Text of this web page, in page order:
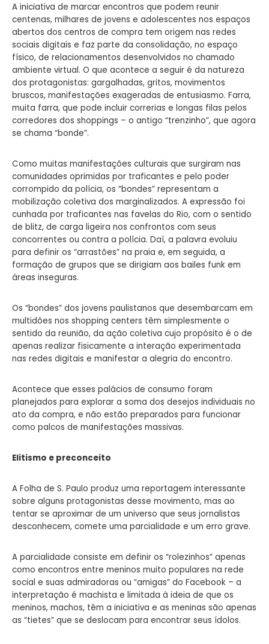
A iniciativa de marcar encontros que podem reunir
centenas, milhares de jovens e adolescentes nos espaços
abertos dos centros de compra tem origem nas redes
sociais digitais e faz parte da consolidação, no espaço
físico, de relacionamentos desenvolvidos no chamado
ambiente virtual. O que acontece a seguir é da natureza
dos protagonistas: gargalhadas, gritos, movimentos
bruscos, manifestações exageradas de entusiasmo. Farra,
muita farra, que pode incluir correrias e longas filas pelos
corredores dos shoppings – o antigo “trenzinho”, que agora
se chama “bonde”.
Como muitas manifestações culturais que surgiram nas
comunidades oprimidas por traficantes e pelo poder
corrompido da polícia, os “bondes” representam a
mobilização coletiva dos marginalizados. A expressão foi
cunhada por traficantes nas favelas do Rio, com o sentido
de blitz, de carga ligeira nos confrontos com seus
concorrentes ou contra a polícia. Daí, a palavra evoluiu
para definir os “arrastões” na praia e, em seguida, a
formação de grupos que se dirigiam aos bailes funk em
áreas inseguras.
Os “bondes” dos jovens paulistanos que desembarcam em
multidões nos shopping centers têm simplesmente o
sentido da reunião, da ação coletiva cujo propósito é o de
apenas realizar fisicamente a interação experimentada
nas redes digitais e manifestar a alegria do encontro.
Acontece que esses palácios de consumo foram
planejados para explorar a soma dos desejos individuais no
ato da compra, e não estão preparados para funcionar
como palcos de manifestações massivas.
Elitismo e preconceito
A Folha de S. Paulo produz uma reportagem interessante
sobre alguns protagonistas desse movimento, mas ao
tentar se aproximar de um universo que seus jornalistas
desconhecem, comete uma parcialidade e um erro grave.
A parcialidade consiste em definir os “rolezinhos” apenas
como encontros entre meninos muito populares na rede
social e suas admiradoras ou “amigas” do Facebook – a
interpretação é machista e limitada à ideia de que os
meninos, machos, têm a iniciativa e as meninas são apenas
as “tietes” que se deslocam para encontrar seus ídolos.